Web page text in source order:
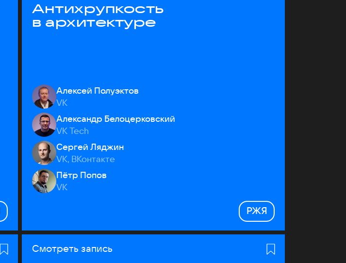
Антихрупкость
в архитектуре
Алексей Полуэктов
VK
Александр Белоцерковский
VK Tech
Сергей Ляджин
VK, ВКонтакте
Пётр Попов
VK
РЖЯ
Смотреть запись